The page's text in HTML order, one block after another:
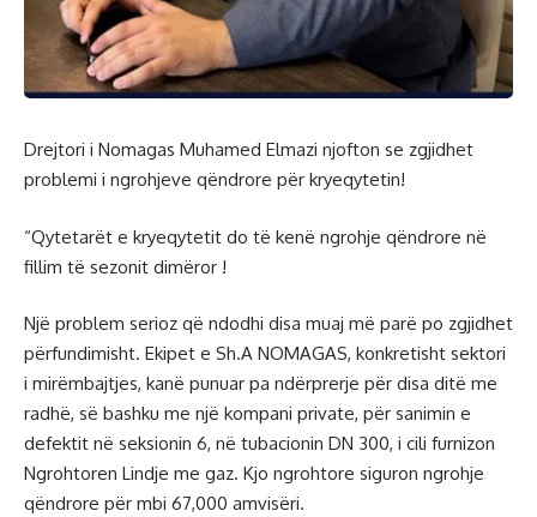
Drejtori i Nomagas Muhamed Elmazi njofton se zgjidhet
problemi i ngrohjeve qëndrore për kryeqytetin!
“Qytetarët e kryeqytetit do të kenë ngrohje qëndrore në
fillim të sezonit dimëror !
Një problem serioz që ndodhi disa muaj më parë po zgjidhet
përfundimisht. Ekipet e Sh.A NOMAGAS, konkretisht sektori
i mirëmbajtjes, kanë punuar pa ndërprerje për disa ditë me
radhë, së bashku me një kompani private, për sanimin e
defektit në seksionin 6, në tubacionin DN 300, i cili furnizon
Ngrohtoren Lindje me gaz. Kjo ngrohtore siguron ngrohje
qëndrore për mbi 67,000 amvisëri.